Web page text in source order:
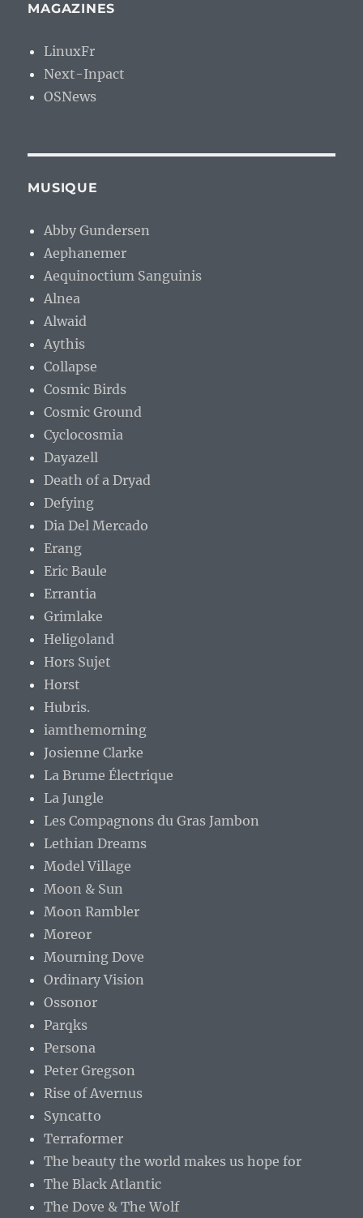
MAGAZINES
LinuxFr
Next-Inpact
OSNews
MUSIQUE
Abby Gundersen
Aephanemer
Aequinoctium Sanguinis
Alnea
Alwaid
Aythis
Collapse
Cosmic Birds
Cosmic Ground
Cyclocosmia
Dayazell
Death of a Dryad
Defying
Dia Del Mercado
Erang
Eric Baule
Errantia
Grimlake
Heligoland
Hors Sujet
Horst
Hubris.
iamthemorning
Josienne Clarke
La Brume Électrique
La Jungle
Les Compagnons du Gras Jambon
Lethian Dreams
Model Village
Moon & Sun
Moon Rambler
Moreor
Mourning Dove
Ordinary Vision
Ossonor
Parqks
Persona
Peter Gregson
Rise of Avernus
Syncatto
Terraformer
The beauty the world makes us hope for
The Black Atlantic
The Dove & The Wolf